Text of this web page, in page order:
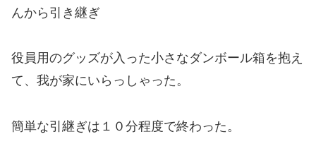
んから引き継ぎ
役員用のグッズが入った小さなダンボール箱を抱え
て、我が家にいらっしゃった。
簡単な引継ぎは１０分程度で終わった。